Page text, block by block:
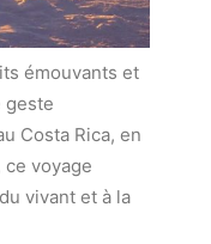
émouvants et
geste
Costa Rica, en
ce voyage
vivant et à la